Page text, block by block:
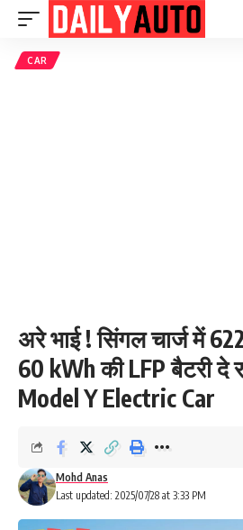
CAR
अरे भाई ! सिंगल चार्ज में
60 kWh की LFP बैटरी दे
Model Y Electric Car
Last updated: 2025/07/28 at 3:33 PM
Mohd Anas